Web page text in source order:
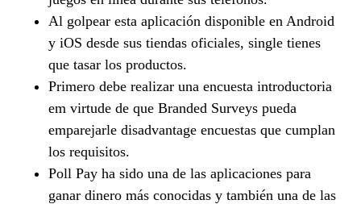
Al golpear esta aplicación disponible en Android
y iOS desde sus tiendas oficiales, single tienes
que tasar los productos.
Primero debe realizar una encuesta introductoria
em virtude de que Branded Surveys pueda
emparejarle disadvantage encuestas que cumplan
los requisitos.
Poll Pay ha sido una de las aplicaciones para
ganar dinero más conocidas y también una de las